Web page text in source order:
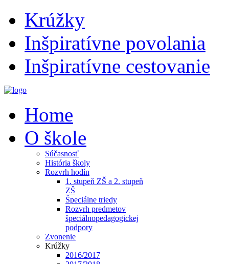
Krúžky
Inšpiratívne povolania
Inšpiratívne cestovanie
Home
O škole
Súčasnosť
História školy
Rozvrh hodín
1. stupeň ZŠ a 2. stupeň
ZŠ
Špeciálne triedy
Rozvrh predmetov
špeciálnopedagogickej
podpory
Zvonenie
Krúžky
2016/2017